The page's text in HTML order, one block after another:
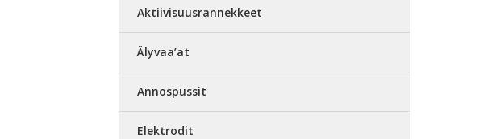
Aktiivisuusrannekkeet
Älyvaa’at
Annospussit
Elektrodit